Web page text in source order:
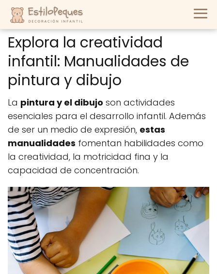
Explora la creatividad
infantil: Manualidades de
pintura y dibujo
La pintura y el dibujo son actividades
esenciales para el desarrollo infantil. Además
de ser un medio de expresión, estas
manualidades fomentan habilidades como
la creatividad, la motricidad fina y la
capacidad de concentración.